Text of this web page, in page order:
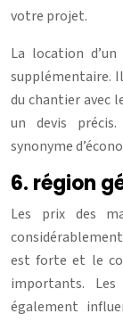
votre projet.
La location
supplémentaire.
du chantier avec
un devis
synonyme
6. région
Les prix des
est forte et le
importants.
également